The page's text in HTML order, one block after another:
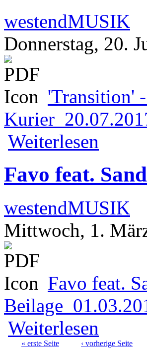
westendMUSIK
Donnerstag, 20.
'Transition'
Weiterlesen
Favo feat.
westendMUSIK
Mittwoch, 1.
Favo feat.
Weiterlesen
« erste Seite ‹ vorherige Seite